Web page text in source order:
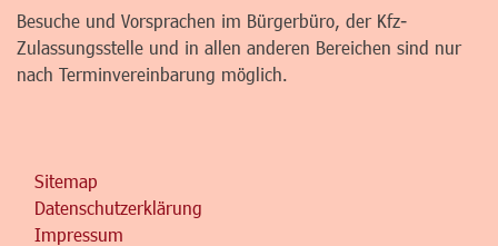
Besuche und Vorsprachen im Bürgerbüro, der Kfz-
Zulassungsstelle und in allen anderen Bereichen sind nur
nach Terminvereinbarung möglich.
Sitemap
Datenschutzerklärung
Impressum